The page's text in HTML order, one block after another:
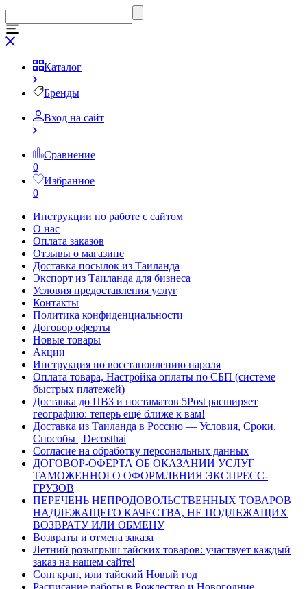
Каталог
Бренды
Вход на сайт
Сравнение
0
Избранное
0
Инструкции по работе с сайтом
О нас
Оплата заказов
Отзывы о магазине
Доставка посылок из Таиланда
Экспорт из Таиланда для бизнеса
Условия предоставления услуг
Контакты
Политика конфиденциальности
Договор оферты
Новые товары
Акции
Инструкция по восстановлению пароля
Оплата товара, Настройка оплаты по СБП (системе
быстрых платежей)
Доставка до ПВЗ и постаматов 5Post расширяет
географию: теперь ещё ближе к вам!
Доставка из Таиланда в Россию — Условия, Сроки,
Способы | Decosthai
Согласие на обработку персональных данных
ДОГОВОР-ОФЕРТА ОБ ОКАЗАНИИ УСЛУГ
ТАМОЖЕННОГО ОФОРМЛЕНИЯ ЭКСПРЕСС-
ГРУЗОВ
ПЕРЕЧЕНЬ НЕПРОДОВОЛЬСТВЕННЫХ ТОВАРОВ
НАДЛЕЖАЩЕГО КАЧЕСТВА, НЕ ПОДЛЕЖАЩИХ
ВОЗВРАТУ ИЛИ ОБМЕНУ
Возвраты и отмена заказа
Летний розыгрыш тайских товаров: участвует каждый
заказ на нашем сайте!
Сонгкран, или тайский Новый год
Расписание работы в Рождество и Новогодние